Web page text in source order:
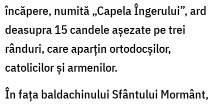
încăpere, numită „Capela Îngerului”, ard
deasupra 15 candele așezate pe trei
rânduri, care aparțin ortodocșilor,
catolicilor și armenilor.
În fața baldachinului Sfântului Mormânt,